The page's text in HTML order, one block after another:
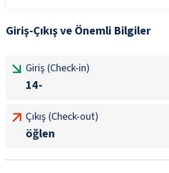
Giriş-Çıkış ve Önemli Bilgiler
Giriş (Check-in)
14-
Çıkış (Check-out)
öğlen